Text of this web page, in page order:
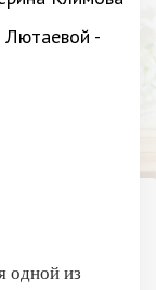
одной из